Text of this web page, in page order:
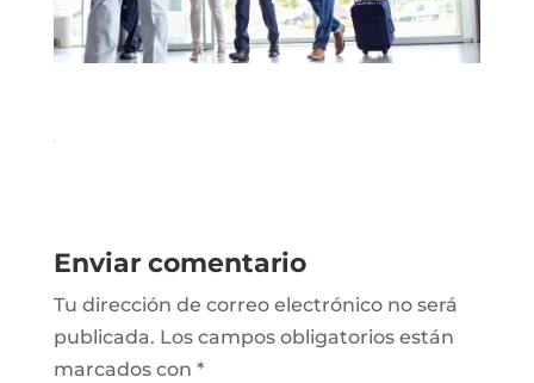
Enviar comentario
Tu dirección de correo electrónico no será
publicada. Los campos obligatorios están
marcados con *